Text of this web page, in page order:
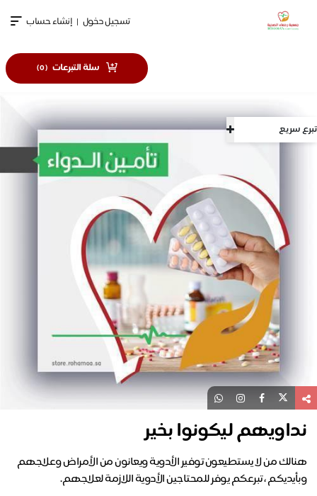
تبرع سريع
تسجيل دخول | إنشاء حساب
سلة التبرعات (
0
)
نداويهم ليكونوا بخير
هنالك من لا يستطيعون توفير الأدوية ويعانون من الأمراض وعلاجهم
وبأيديكم ، تبرعكم يوفر للمحتاجين الأدوية اللازمة لعلاجهم.